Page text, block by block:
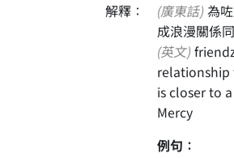
解釋： (廣東話) 為
成浪漫關係
(英文)
relationship
is closer to
Mercy
例句：